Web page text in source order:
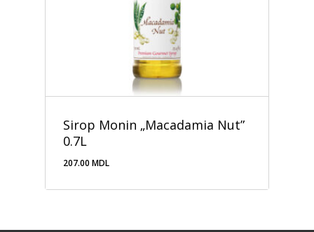
Sirop Monin „Macadamia Nut”
0.7L
207.00 MDL